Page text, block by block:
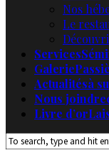
Nos
Le
Services
Galerie
Actualitésà
Nous joindre
Livre d’or